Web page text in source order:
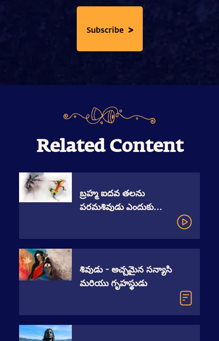
Subscribe >
Related Content
బ్రహ్మ ఐదవ తలను
పరమశివుడు ఎందుకు
శివుడు - అచ్చమైన సన్యాసి
మరియు గృహస్థుడు